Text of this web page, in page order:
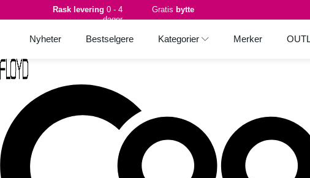
Rask levering 0 - 4
dager
Gratis bytte
Nyheter Bestselgere Kategorier Merker